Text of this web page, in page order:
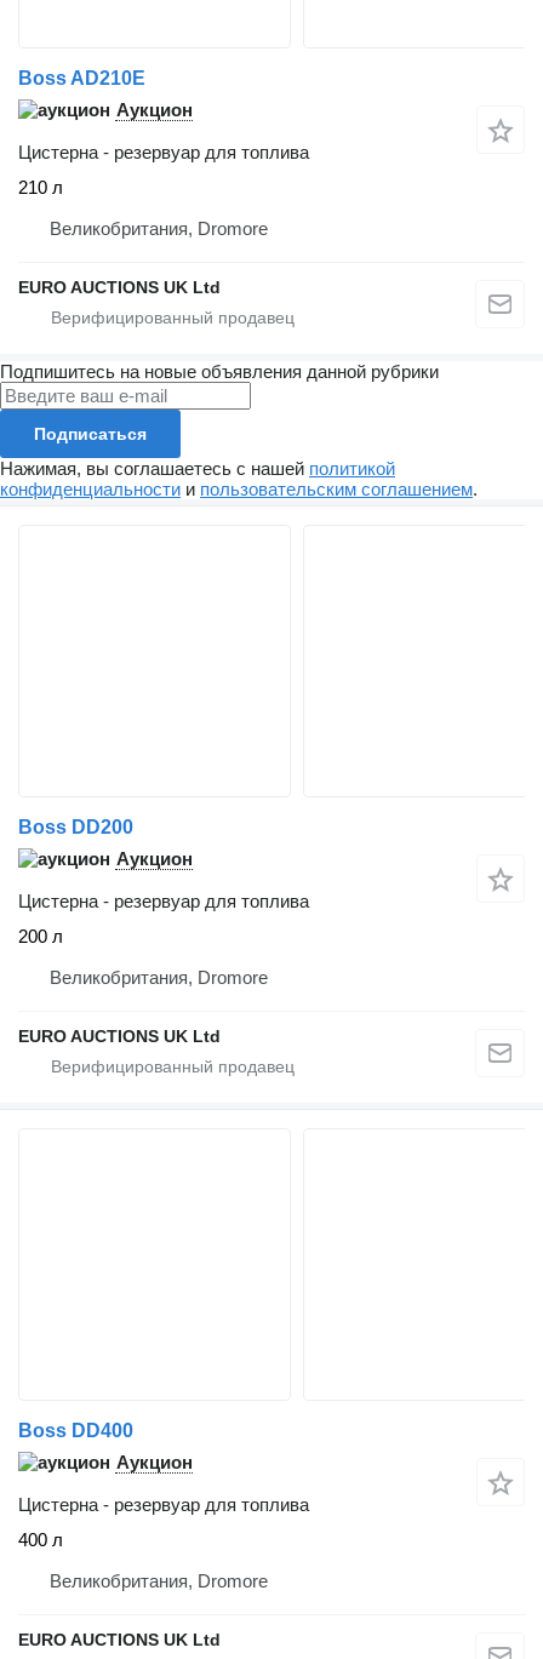
Boss AD210E
Аукцион
Цистерна - резервуар для топлива
210 л
Великобритания, Dromore
EURO AUCTIONS UK Ltd
Подпишитесь на новые объявления данной рубрики
Подписаться
Нажимая, вы соглашаетесь с нашей политикой
конфиденциальности и пользовательским соглашением.
Boss DD200
Аукцион
Цистерна - резервуар для топлива
200 л
Великобритания, Dromore
EURO AUCTIONS UK Ltd
Boss DD400
Аукцион
Цистерна - резервуар для топлива
400 л
Великобритания, Dromore
EURO AUCTIONS UK Ltd